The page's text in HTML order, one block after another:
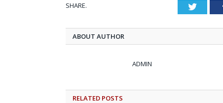
SHARE.
ABOUT AUTHOR
ADMIN
RELATED POSTS